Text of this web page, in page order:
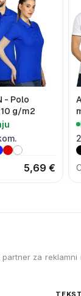
- Polo
g/m2
5,69 €
partner za reklamni